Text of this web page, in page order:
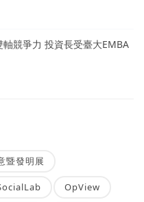
競爭力 投資長受臺大EMBA
暨發明展
OpView